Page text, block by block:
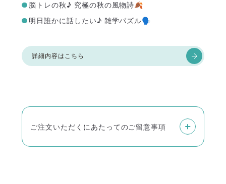
脳トレの秋♪ 究極の秋の風物詩🍂
明日誰かに話したい♪ 雑学パズル🗣️
詳細内容はこちら
ご注文いただくにあたってのご留意事項